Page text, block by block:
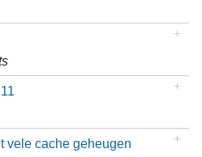
vele cache geheugen